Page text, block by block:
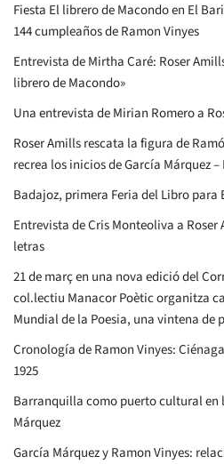
Fiesta El librero de Macondo en El
144 cumpleaños de Ramon Vinyes
Entrevista de Mirtha Caré: Roser
librero de Macondo»
Una entrevista de Mirian Romero a
Roser Amills rescata la figura de
recrea los inicios de García Márquez
Badajoz, primera Feria del Libro para
Entrevista de Cris Monteoliva a
letras
21 de març en una nova edició del
col.lectiu Manacor Poètic organitza
Mundial de la Poesia, una vintena de
Cronología de Ramon Vinyes:
1925
Barranquilla como puerto cultural en
Márquez
García Márquez y Ramon Vinyes: